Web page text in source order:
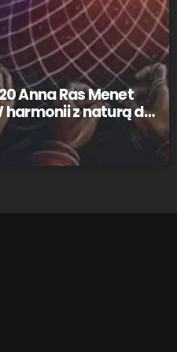
Anna Ras Menet
harmonii z naturą do